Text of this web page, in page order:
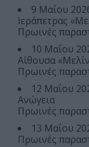
9 Μαΐου
Ιεράπετρας
Πρωινές
10 Μαΐου
Αίθουσα
Πρωινές
12 Μαΐου
Ανώγεια
Πρωινές
13 Μαΐου
Πρωινές